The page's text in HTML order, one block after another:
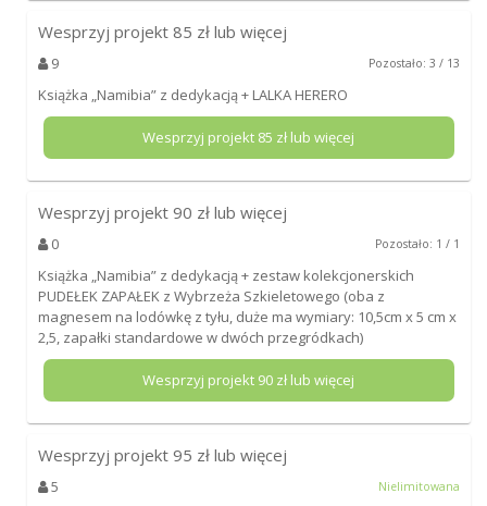
Wesprzyj projekt 85 zł lub więcej
9 Pozostało: 3 / 13
Książka „Namibia” z dedykacją + LALKA HERERO
Wesprzyj projekt 85 zł lub więcej
Wesprzyj projekt 90 zł lub więcej
0 Pozostało: 1 / 1
Książka „Namibia” z dedykacją + zestaw kolekcjonerskich
PUDEŁEK ZAPAŁEK z Wybrzeża Szkieletowego (oba z
magnesem na lodówkę z tyłu, duże ma wymiary: 10,5cm x 5 cm x
2,5, zapałki standardowe w dwóch przegródkach)
Wesprzyj projekt 90 zł lub więcej
Wesprzyj projekt 95 zł lub więcej
5 Nielimitowana